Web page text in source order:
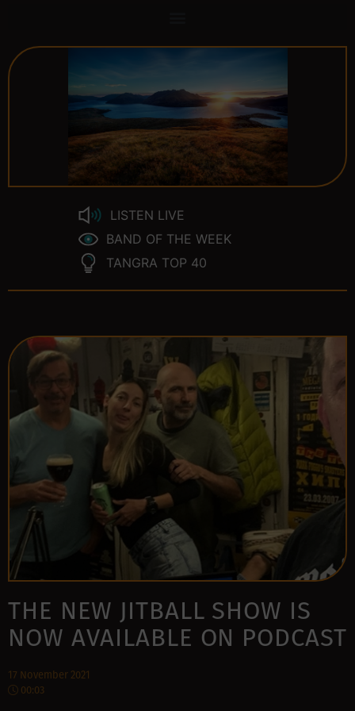
LISTEN LIVE
BAND OF THE WEEK
TANGRA TOP 40
THE NEW JITBALL SHOW IS
NOW AVAILABLE ON PODCAST
17 November 2021
00:03